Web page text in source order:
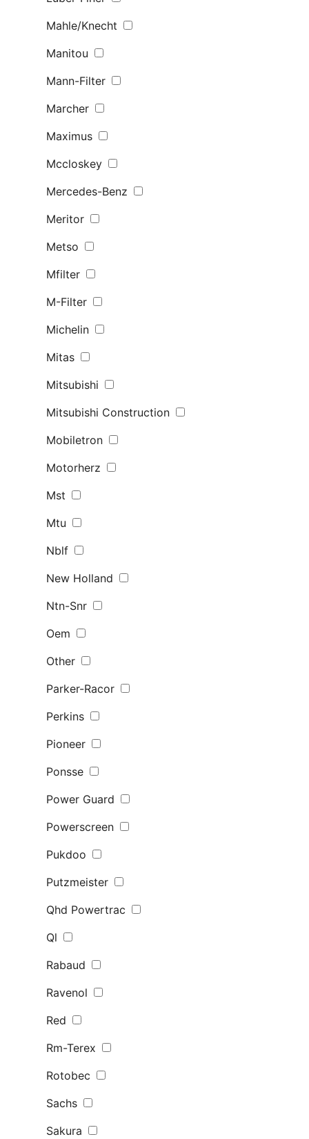
Mahle/Knecht
Manitou
Mann-Filter
Marcher
Maximus
Mccloskey
Mercedes-Benz
Meritor
Metso
Mfilter
M-Filter
Michelin
Mitas
Mitsubishi
Mitsubishi Construction
Mobiletron
Motorherz
Mst
Mtu
Nblf
New Holland
Ntn-Snr
Oem
Other
Parker-Racor
Perkins
Pioneer
Ponsse
Power Guard
Powerscreen
Pukdoo
Putzmeister
Qhd Powertrac
Ql
Rabaud
Ravenol
Red
Rm-Terex
Rotobec
Sachs
Sakura